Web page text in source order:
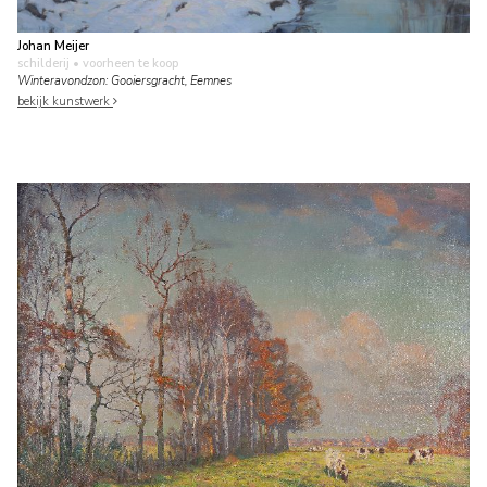
Johan Meijer
schilderij • voorheen te koop
Winteravondzon: Gooiersgracht, Eemnes
bekijk kunstwerk